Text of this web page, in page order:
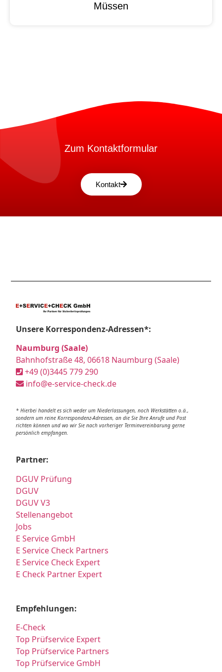
Müssen
Zum Kontaktformular
Kontakt
Unsere Korrespondenz-Adressen*:
Naumburg (Saale)
Bahnhofstraße 48, 06618 Naumburg (Saale)
+49 (0)3445 779 290
info@e-service-check.de
* Hierbei handelt es sich weder um Niederlassungen, noch Werkstätten o.ä.,
sondern um reine Korrespondenz-Adressen, an die Sie Ihre Anrufe und Post
richten können und wo wir Sie nach vorheriger Terminvereinbarung gerne
persönlich empfangen.
Partner:
DGUV Prüfung
DGUV
DGUV V3
Stellenangebot
Jobs
E Service GmbH
E Service Check Partners
E Service Check Expert
E Check Partner Expert
Empfehlungen:
E-Check
Top Prüfservice Expert
Top Prüfservice Partners
Top Prüfservice GmbH